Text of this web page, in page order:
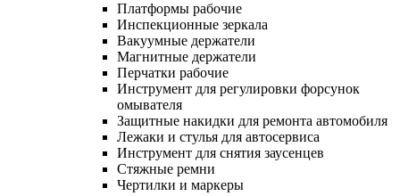
Платформы рабочие
Инспекционные зеркала
Вакуумные держатели
Магнитные держатели
Перчатки рабочие
Инструмент для регулировки форсунок
омывателя
Защитные накидки для ремонта автомобиля
Лежаки и стулья для автосервиса
Инструмент для снятия заусенцев
Стяжные ремни
Чертилки и маркеры